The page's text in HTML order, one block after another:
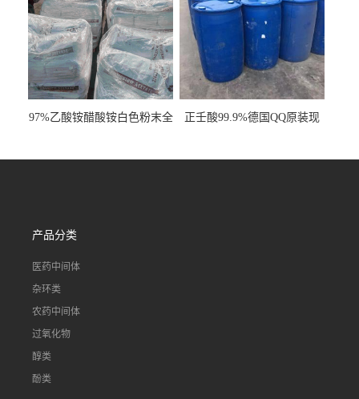
97%乙酸铵醋酸铵白色粉末全
正壬酸99.9%德国QQ原装现
产品分类
医药中间体
杂环类
农药中间体
过氧化物
醇类
酚类